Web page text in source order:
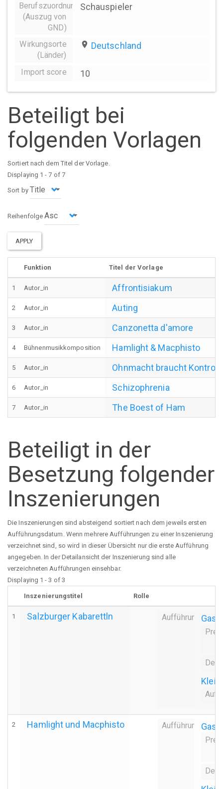
Berufszuordnungen
(Auszug von
GND)
Schauspieler
Wirkungsorte
(Länder)
place Deutschland
Import score 10
Beteiligt bei
folgenden Vorlagen
Sortiert nach dem Titel der Vorlage.
Displaying 1 - 7 of 7
Sort by
Reihenfolge
APPLY
Funktion Titel der Vorlage
1 Autor_in Affrontisiakum
2 Autor_in Auting
3 Autor_in Canzonetta d'amore
4 Bühnenmusikkomposition Hamlight & Macphisto
5 Autor_in Ohnmacht braucht
6 Autor_in Schizophrenia
7 Autor_in The Boest of Ham
Beteiligt in der
Besetzung folgender
Inszenierungen
Die Inszenierungen sind absteigend sortiert nach dem jeweils ersten
Aufführungsdatum. Wenn mehrere Aufführungen zu einer Inszenierung
verzeichnet sind, so wird in dieser Übersicht nur die erste Aufführung
angegeben. In der Detailansicht der Inszenierung sind alle
verzeichneten Aufführungen einsehbar.
Displaying 1 - 3 of 3
Inszenierungstitel Rolle
1 Salzburger Kabarettln Aufführung
2 Hamlight und Macphisto Aufführung